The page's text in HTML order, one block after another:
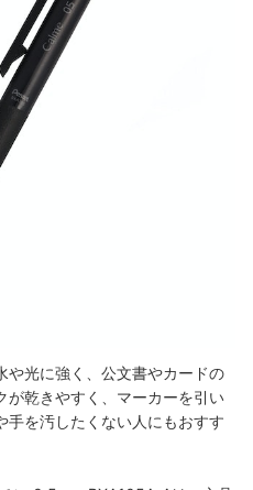
や光に強く、公文書やカードの
が乾きやすく、マーカーを引い
手を汚したくない人にもおすす